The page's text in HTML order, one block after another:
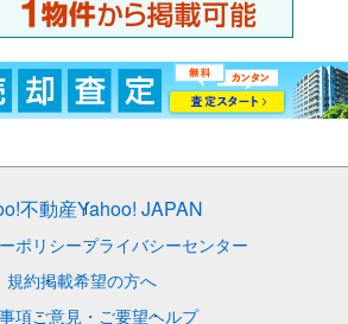
不動産Yahoo! JAPAN
ポリシープライバシーセンター
規約掲載希望の方へ
項ご意見・ご要望ヘルプ